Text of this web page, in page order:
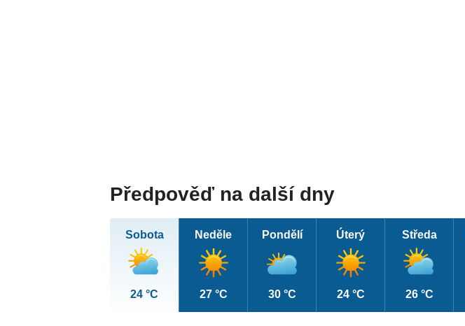
Předpověď na další dny
Sobota
24 °C
Neděle
27 °C
Pondělí
30 °C
Úterý
24 °C
Středa
26 °C